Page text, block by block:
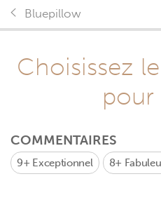
Bluepillow
Choisissez
pour
COMMENTAIRES
9+ Exceptionnel 8+